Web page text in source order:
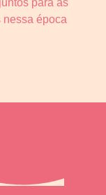
para as
nessa época